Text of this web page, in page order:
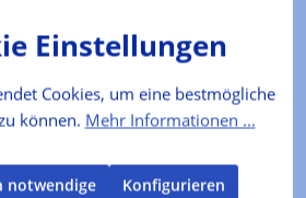
Cookies, um eine bestmögliche
können. Mehr Informationen ...
notwendige
Konfigurieren